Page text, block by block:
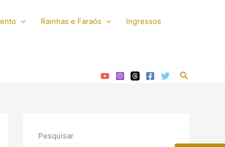
Rainhas e Faraós Ingressos
Pesquisar
Pesquisar